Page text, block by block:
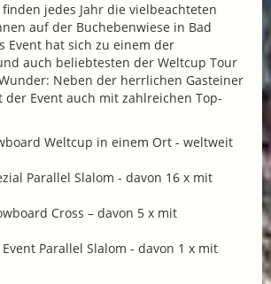
jedes Jahr die vielbeachteten
auf der Buchebenwiese in Bad
Event hat sich zu einem der
auch beliebtesten der Weltcup Tour
Neben der herrlichen Gasteiner
der Event auch mit zahlreichen Top-
Weltcup in einem Ort - weltweit
Parallel Slalom - davon 16 x mit
Cross – davon 5 x mit
Parallel Slalom - davon 1 x mit